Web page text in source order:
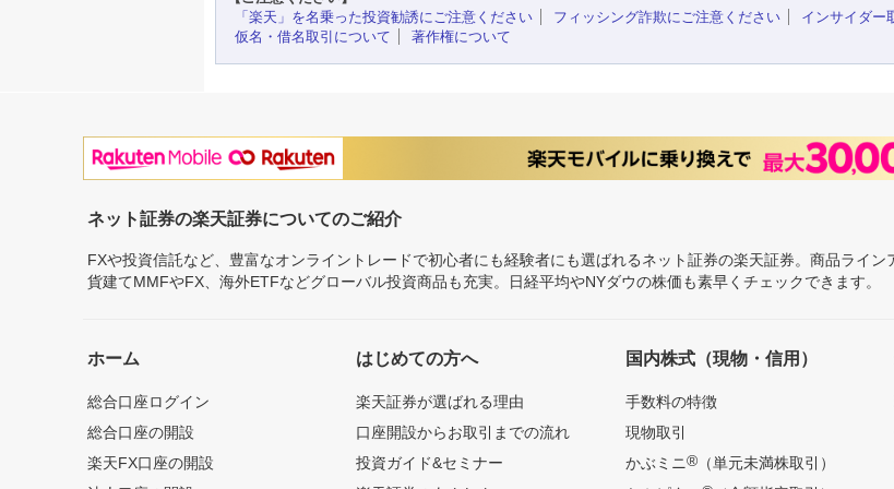
「楽天」を名乗った投資勧誘にご注意ください
フィッシング詐欺にご注意ください インサイダー
仮名・借名取引について
著作権について
ネット証券の楽天証券についてのご紹介
FXや投資信託など、豊富なオンライントレードで初心者にも経験者にも選ばれるネット証券の楽天証券。商品ライ
貨建てMMFやFX、海外ETFなどグローバル投資商品も充実。日経平均やNYダウの株価も素早くチェックできます。
ホーム
総合口座ログイン
総合口座の開設
楽天FX口座の開設
はじめての方へ
楽天証券が選ばれる理由
口座開設からお取引までの流れ
投資ガイド&セミナー
国内株式（現物・信用）
手数料の特徴
現物取引
かぶミニ®（単元未満株取引）